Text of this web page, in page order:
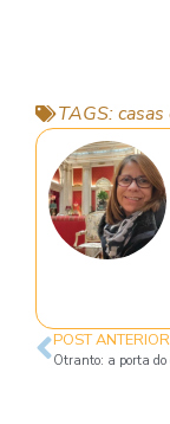
TAGS:
POST ANTERIOR